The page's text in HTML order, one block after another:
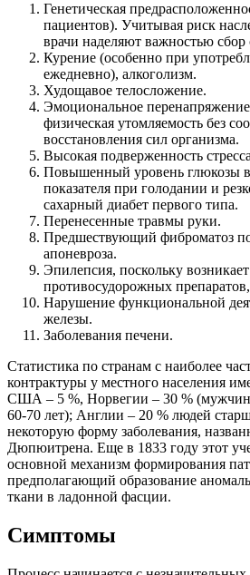
Генетическая
пациентов). Учитывая риск
врачи наделяют важностью сбор
Курение (особенно при
ежедневно), алкоголизм.
Худощавое телосложение.
Эмоциональное
физическая утомляемость без
восстановления сил организма.
Высокая подверженность
Повышенный уровень глюкозы
показателя при голодании и
сахарный диабет первого типа.
Перенесенные травмы руки.
Предшествующий фиброматоз
апоневроза.
Эпилепсия, поскольку
противосудорожных
Нарушение функциональной
железы.
Заболевания печени.
Статистика по странам с наиболее
контрактуры у местного населения
США – 5 %, Норвегии – 30 %
60-70 лет); Англии – 20 % людей
некоторую форму заболевания,
Дюпюитрена. Еще в 1833 году этот
основной механизм формирования
предполагающий образование
ткани в ладонной фасции.
Симптомы